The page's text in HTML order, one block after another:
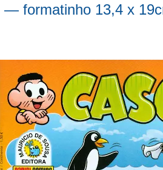
— formatinho 13,4 x